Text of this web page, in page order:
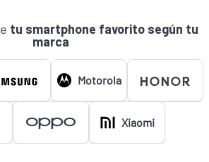
tu smartphone favorito según tu
marca
Motorola
Xiaomi